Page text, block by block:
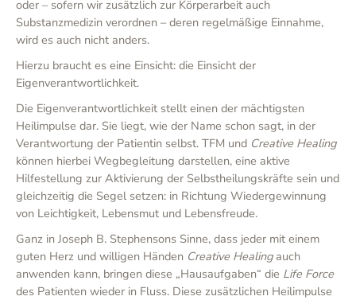
oder – sofern wir zusätzlich zur Körperarbeit auch
Substanzmedizin verordnen – deren regelmäßige Einnahme,
wird es auch nicht anders.
Hierzu braucht es eine Einsicht: die Einsicht der
Eigenverantwortlichkeit.
Die Eigenverantwortlichkeit stellt einen der mächtigsten
Heilimpulse dar. Sie liegt, wie der Name schon sagt, in der
Verantwortung der Patientin selbst. TFM und Creative Healing
können hierbei Wegbegleitung darstellen, eine aktive
Hilfestellung zur Aktivierung der Selbstheilungskräfte sein und
gleichzeitig die Segel setzen: in Richtung Wiedergewinnung
von Leichtigkeit, Lebensmut und Lebensfreude.
Ganz in Joseph B. Stephensons Sinne, dass jeder mit einem
guten Herz und willigen Händen Creative Healingauch
anwenden kann, bringen diese „Hausaufgaben“ die Life Force
des Patienten wieder in Fluss. Diese zusätzlichen Heilimpulse